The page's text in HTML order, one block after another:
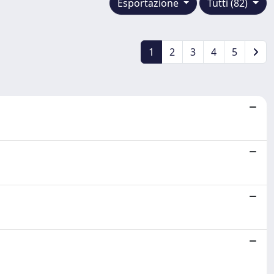
Tutti (82)
Esportazione
1 2 3 4 5